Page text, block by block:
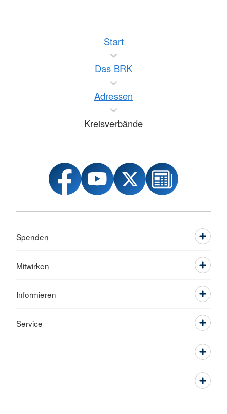
Start
Das BRK
Adressen
Kreisverbände
Spenden
Mitwirken
Informieren
Service